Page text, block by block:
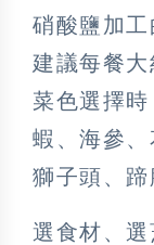
硝酸鹽加
建議每餐大
菜色選擇
蝦、海參
獅子頭、蹄
選食材、